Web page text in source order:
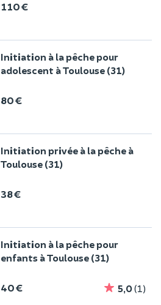
110 €
Initiation à la pêche pour
adolescent à Toulouse (31)
80 €
Initiation privée à la pêche à
Toulouse (31)
38 €
Initiation à la pêche pour
enfants à Toulouse (31)
40 € 5,0(1)